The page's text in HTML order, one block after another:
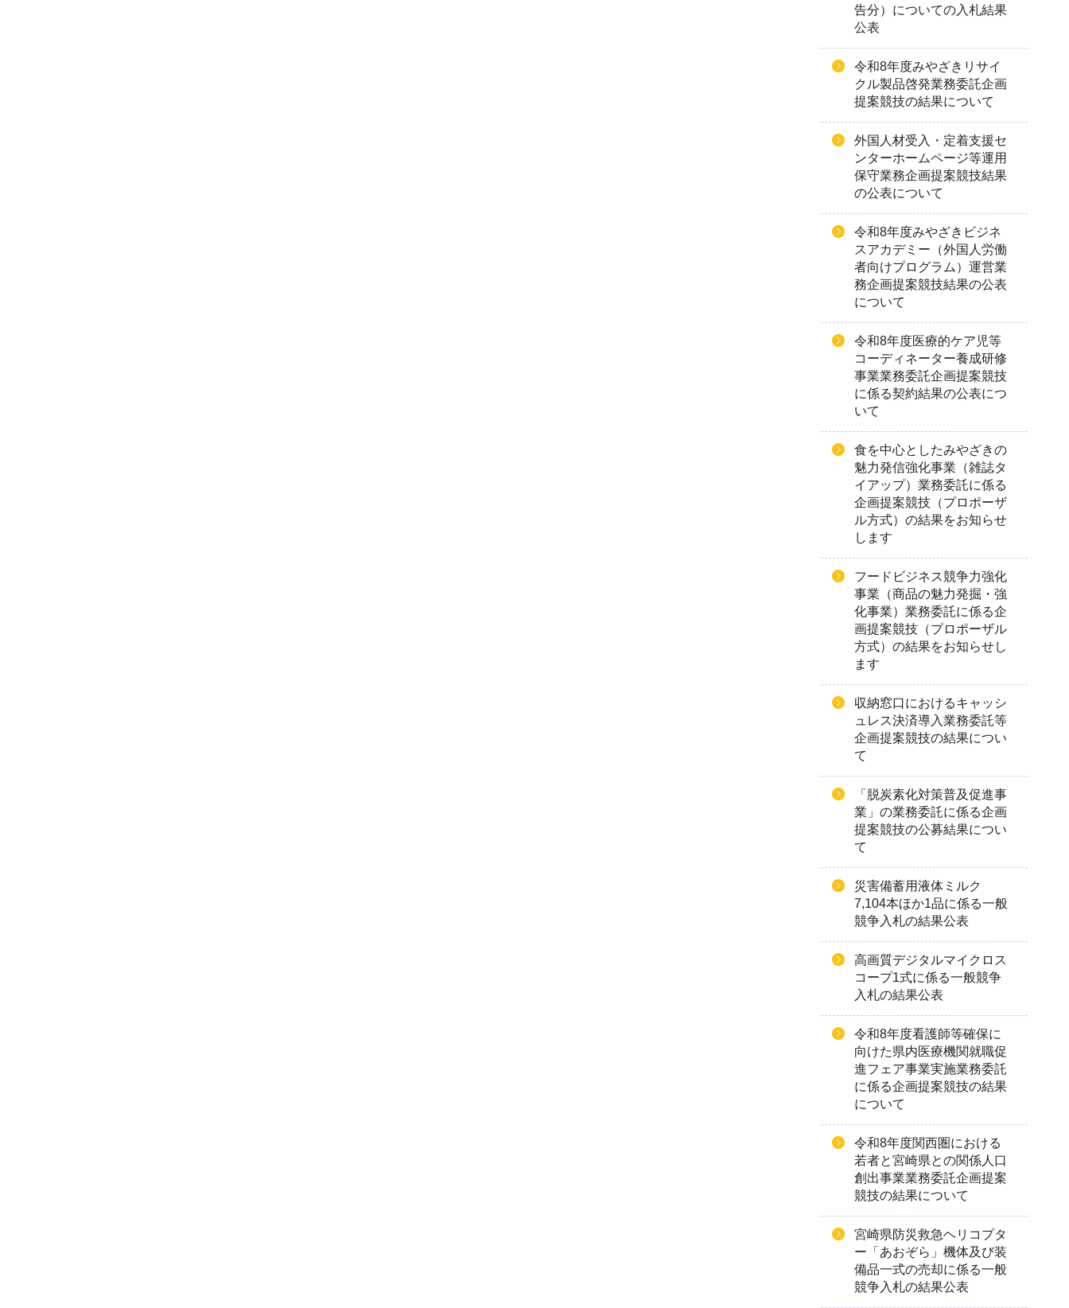
告分）についての入札結果
公表
令和8年度みやざきリサイ
クル製品啓発業務委託企画
提案競技の結果について
外国人材受入・定着支援セ
ンターホームページ等運用
保守業務企画提案競技結果
の公表について
令和8年度みやざきビジネ
スアカデミー（外国人労働
者向けプログラム）運営業
務企画提案競技結果の公表
について
令和8年度医療的ケア児等
コーディネーター養成研修
事業業務委託企画提案競技
に係る契約結果の公表につ
いて
食を中心としたみやざきの
魅力発信強化事業（雑誌タ
イアップ）業務委託に係る
企画提案競技（プロポーザ
ル方式）の結果をお知らせ
します
フードビジネス競争力強化
事業（商品の魅力発掘・強
化事業）業務委託に係る企
画提案競技（プロポーザル
方式）の結果をお知らせし
ます
収納窓口におけるキャッシ
ュレス決済導入業務委託等
企画提案競技の結果につい
て
「脱炭素化対策普及促進事
業」の業務委託に係る企画
提案競技の公募結果につい
て
災害備蓄用液体ミルク
7,104本ほか1品に係る一般
競争入札の結果公表
高画質デジタルマイクロス
コープ1式に係る一般競争
入札の結果公表
令和8年度看護師等確保に
向けた県内医療機関就職促
進フェア事業実施業務委託
に係る企画提案競技の結果
について
令和8年度関西圏における
若者と宮崎県との関係人口
創出事業業務委託企画提案
競技の結果について
宮崎県防災救急ヘリコプタ
ー「あおぞら」機体及び装
備品一式の売却に係る一般
競争入札の結果公表